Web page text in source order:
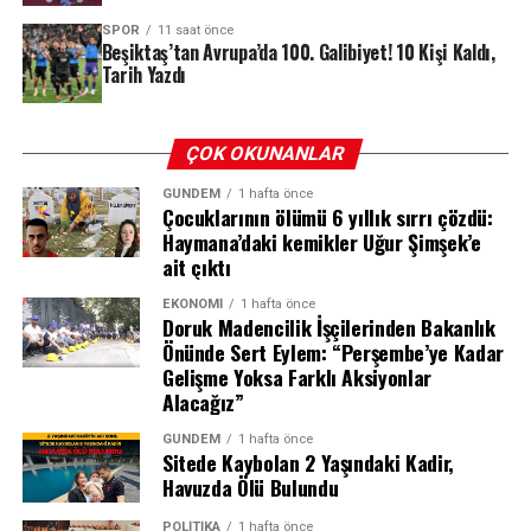
SPOR 11 saat önce
Beşiktaş’tan Avrupa’da 100. Galibiyet! 10 Kişi Kaldı,
Tarih Yazdı
ÇOK OKUNANLAR
GÜNDEM 1 hafta önce
Çocuklarının ölümü 6 yıllık sırrı çözdü:
Haymana’daki kemikler Uğur Şimşek’e
ait çıktı
EKONOMI 1 hafta önce
Doruk Madencilik İşçilerinden Bakanlık
Önünde Sert Eylem: “Perşembe’ye Kadar
Gelişme Yoksa Farklı Aksiyonlar
Alacağız”
GÜNDEM 1 hafta önce
Sitede Kaybolan 2 Yaşındaki Kadir,
Havuzda Ölü Bulundu
POLITIKA 1 hafta önce